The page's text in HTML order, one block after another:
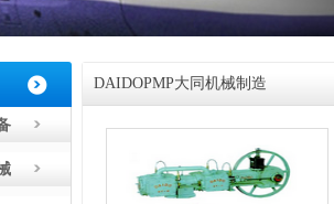
DAIDOPMP大同机械制造